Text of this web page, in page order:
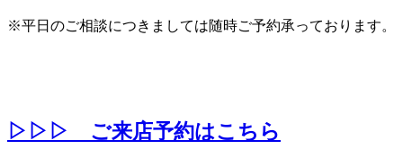
※平日のご相談につきましては随時ご予約承っております。
▷▷▷ ご来店予約はこちら